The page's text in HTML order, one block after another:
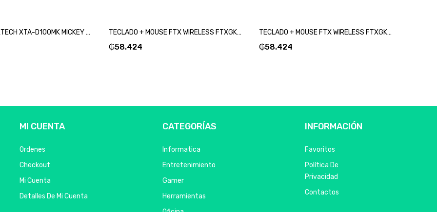
MOUSE PAD XTECH XTA-D100MK MICKEY MOUSE 22X18X0.2CM NEGRO-SKU:94122 TECLADO + MOUSE FTX WIRELESS FTXGK03 ESP/BLANCO-SKU:99592
₲58.424
TECLADO + MOUSE FTX WIRELESS FTXGK03 ESP/NEGRO-SKU:99615
₲58.424
MI CUENTA
Ordenes
Checkout
Mi Cuenta
Detalles De Mi Cuenta
CATEGORÍAS
Informatica
Entretenimiento
Gamer
Herramientas
INFORMACIÓN
Favoritos
Política De
Privacidad
Contactos